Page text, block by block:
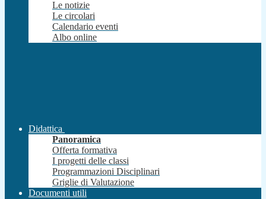
Le notizie
Le circolari
Calendario eventi
Albo online
Didattica
Panoramica
Offerta formativa
I progetti delle classi
Programmazioni Disciplinari
Griglie di Valutazione
Documenti utili